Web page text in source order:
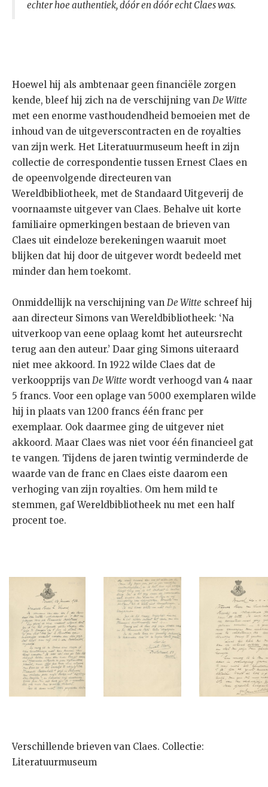
echter hoe authentiek, dóór en dóór echt Claes was.
Hoewel hij als ambtenaar geen financiële zorgen
kende, bleef hij zich na de verschijning van De Witte
met een enorme vasthoudendheid bemoeien met de
inhoud van de uitgeverscontracten en de royalties
van zijn werk. Het Literatuurmuseum heeft in zijn
collectie de correspondentie tussen Ernest Claes en
de opeenvolgende directeuren van
Wereldbibliotheek, met de Standaard Uitgeverij de
voornaamste uitgever van Claes. Behalve uit korte
familiaire opmerkingen bestaan de brieven van
Claes uit eindeloze berekeningen waaruit moet
blijken dat hij door de uitgever wordt bedeeld met
minder dan hem toekomt.
Onmiddellijk na verschijning van De Witte schreef hij
aan directeur Simons van Wereldbibliotheek: ‘Na
uitverkoop van eene oplaag komt het auteursrecht
terug aan den auteur.’ Daar ging Simons uiteraard
niet mee akkoord. In 1922 wilde Claes dat de
verkoopprijs van De Witte wordt verhoogd van 4 naar
5 francs. Voor een oplage van 5000 exemplaren wilde
hij in plaats van 1200 francs één franc per
exemplaar. Ook daarmee ging de uitgever niet
akkoord. Maar Claes was niet voor één financieel gat
te vangen. Tijdens de jaren twintig verminderde de
waarde van de franc en Claes eiste daarom een
verhoging van zijn royalties. Om hem mild te
stemmen, gaf Wereldbibliotheek nu met een half
procent toe.
Verschillende brieven van Claes. Collectie:
Literatuurmuseum